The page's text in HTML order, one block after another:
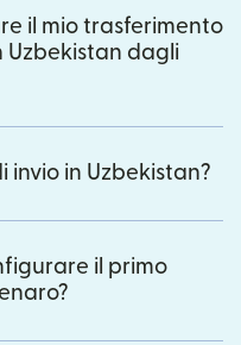
il mio trasferimento
Uzbekistan dagli
invio in Uzbekistan?
il primo